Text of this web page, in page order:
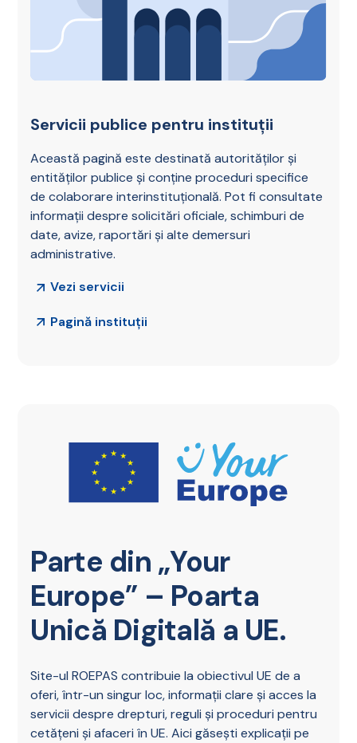
Servicii publice pentru instituții
Această pagină este destinată autorităților și
entităților publice și conține proceduri specifice
de colaborare interinstituțională. Pot fi consultate
informații despre solicitări oficiale, schimburi de
date, avize, raportări și alte demersuri
administrative.
Vezi servicii
Pagină instituții
Parte din „Your
Europe” – Poarta
Unică Digitală a UE.
Site-ul ROEPAS contribuie la obiectivul UE de a
oferi, într-un singur loc, informații clare și acces la
servicii despre drepturi, reguli și proceduri pentru
cetățeni și afaceri în UE. Aici găsești explicații pe